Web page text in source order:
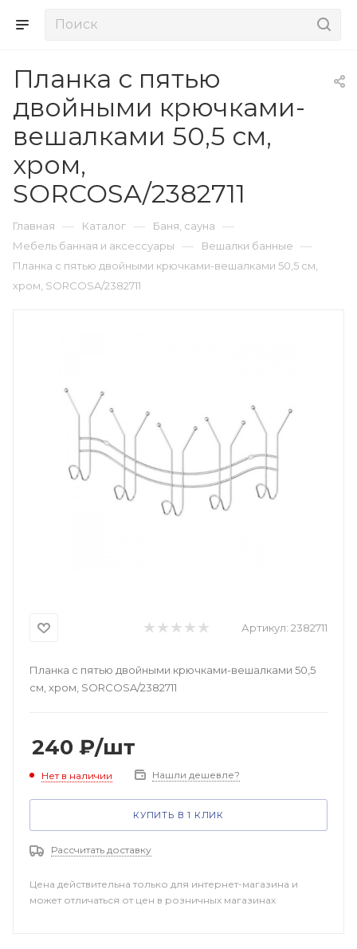
Планка с пятью
двойными крючками-
вешалками 50,5 см,
хром,
SORCOSA/2382711
Главная — Каталог — Баня, сауна —
Мебель банная и аксессуары — Вешалки банные —
Планка с пятью двойными крючками-вешалками 50,5 см,
хром, SORCOSA/2382711
Артикул: 2382711
Планка с пятью двойными крючками-вешалками 50,5
см, хром, SORCOSA/2382711
240 ₽/шт
Нет в наличии Нашли дешевле?
КУПИТЬ В 1 КЛИК
Рассчитать доставку
Цена действительна только для интернет-магазина и
может отличаться от цен в розничных магазинах